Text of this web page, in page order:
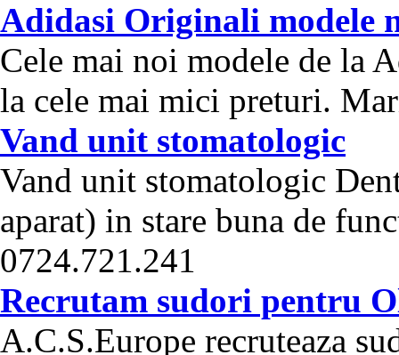
Adidasi Originali modele
Cele mai noi modele de la
la cele mai mici preturi.
Vand unit stomatologic
Vand unit stomatologic
aparat) in stare buna de
0724.721.241
Recrutam sudori pentru
A.C.S.Europe recruteaza